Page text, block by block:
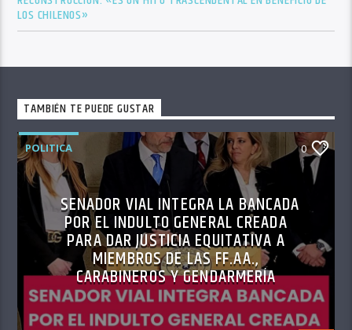
LOS CHILENOS»
TAMBIÉN TE PUEDE GUSTAR
POLITICA 0
SENADOR VIAL INTEGRA LA BANCADA
POR EL INDULTO GENERAL CREADA
PARA DAR JUSTICIA EQUITATIVA A
MIEMBROS DE LAS FF.AA.,
CARABINEROS Y GENDARMERÍA